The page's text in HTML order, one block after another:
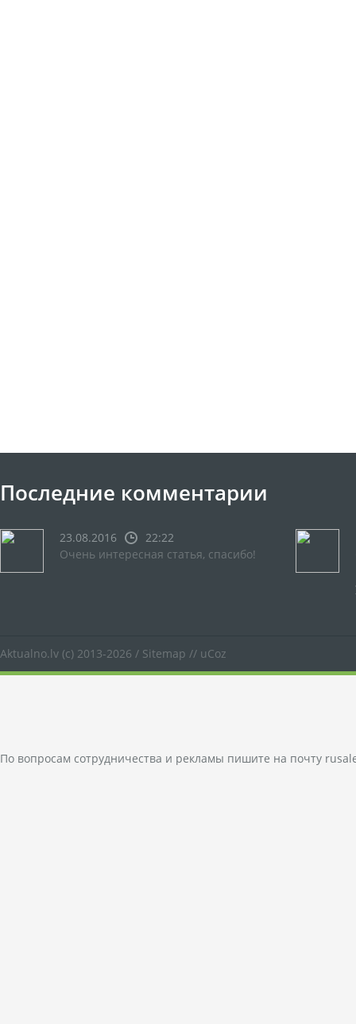
Последние комментарии
23.08.2016
22:22
Очень интересная статья, спасибо!
Aktualno.lv (c) 2013-2026 / Sitemap // uCoz
По вопросам сотрудничества и рекламы пишите на почту